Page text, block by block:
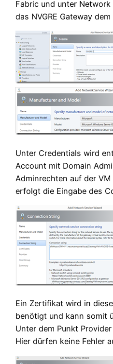
Fabric und unter
das NVGRE Gateway
Unter Credentials wird
Account mit Domain
Adminrechten auf der
erfolgt die Eingabe des
Ein Zertifikat wird in
benötigt und kann somit
Unter dem Punkt
Hier dürfen keine Fehler